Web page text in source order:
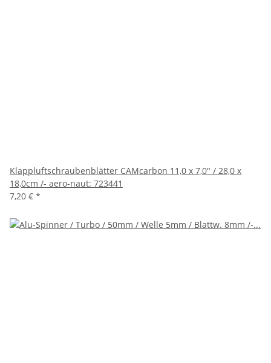
Klappluftschraubenblätter CAMcarbon 11,0 x 7,0" / 28,0 x
18,0cm /- aero-naut: 723441
7,20 € *